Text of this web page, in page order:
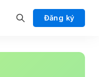
Đăng ký